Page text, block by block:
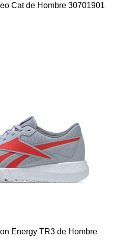
Cat de Hombre 30701901
Energy TR3 de Hombre